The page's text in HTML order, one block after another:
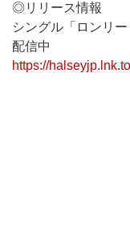
◎リリース情報
シングル「ロンリ
配信中
https://